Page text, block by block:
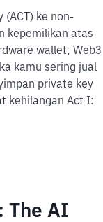
(ACT) ke non-
kepemilikan atas
wallet, Web3
kamu sering jual
private key
kehilangan Act I:
The AI